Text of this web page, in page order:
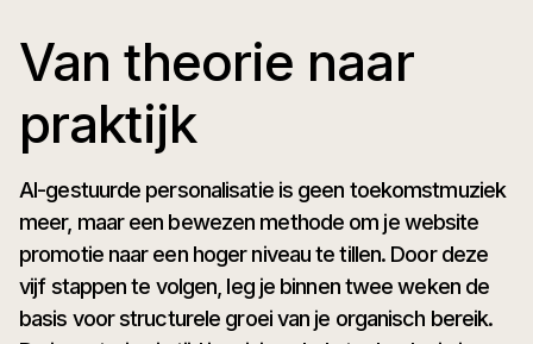
Van theorie naar
praktijk
AI-gestuurde personalisatie is geen toekomstmuziek
meer, maar een bewezen methode om je website
promotie naar een hoger niveau te tillen. Door deze
vijf stappen te volgen, leg je binnen twee weken de
basis voor structurele groei van je organisch bereik.